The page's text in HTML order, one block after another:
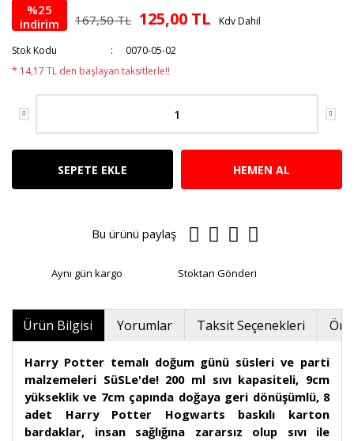
%25
indirim
167,50 TL 125,00 TL Kdv Dahil
Stok Kodu
0070-05-02
* 14,17 TL den başlayan taksitlerle!!
SEPETE EKLE HEMEN AL
Bu ürünü paylaş
Aynı gün kargo Stoktan Gönderi
Ürün Bilgisi Yorumlar Taksit Seçenekleri
Harry Potter temalı doğum günü süsleri ve parti
malzemeleri SüSLe'de! 200 ml sıvı kapasiteli, 9cm
yükseklik ve 7cm çapında doğaya geri dönüşümlü, 8
adet Harry Potter Hogwarts baskılı karton
bardaklar, insan sağlığına zararsız olup sıvı ile